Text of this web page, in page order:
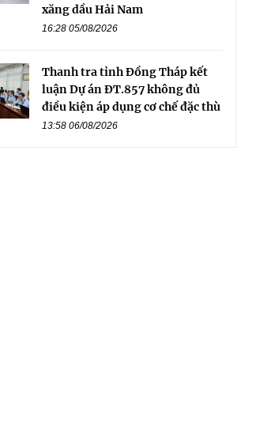
xăng dầu Hải Nam
16:28 05/08/2026
Thanh tra tỉnh Đồng Tháp kết
luận Dự án ĐT.857 không đủ
điều kiện áp dụng cơ chế đặc thù
13:58 06/08/2026